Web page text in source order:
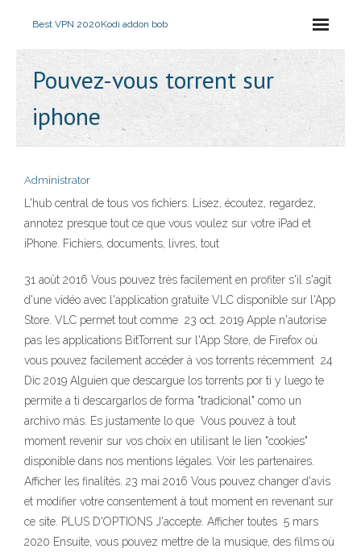
Best VPN 2020Kodi addon bob
Pouvez-vous torrent sur
iphone
Administrator
L'hub central de tous vos fichiers. Lisez, écoutez, regardez,
annotez presque tout ce que vous voulez sur votre iPad et
iPhone. Fichiers, documents, livres, tout
31 août 2016 Vous pouvez très facilement en profiter s'il s'agit
d'une vidéo avec l'application gratuite VLC disponible sur l'App
Store. VLC permet tout comme 23 oct. 2019 Apple n'autorise
pas les applications BitTorrent sur l'App Store, de Firefox où
vous pouvez facilement accéder à vos torrents récemment 24
Dic 2019 Alguien que descargue los torrents por ti y luego te
permite a ti descargarlos de forma "tradicional" como un
archivo más. Es justamente lo que Vous pouvez à tout
moment revenir sur vos choix en utilisant le lien "cookies"
disponible dans nos mentions légales. Voir les partenaires.
Afficher les finalités. 23 mai 2016 Vous pouvez changer d'avis
et modifier votre consentement à tout moment en revenant sur
ce site. PLUS D'OPTIONS J'accepte. Afficher toutes 5 mars
2020 Ensuite, vous pouvez mettre de la musique, des films où